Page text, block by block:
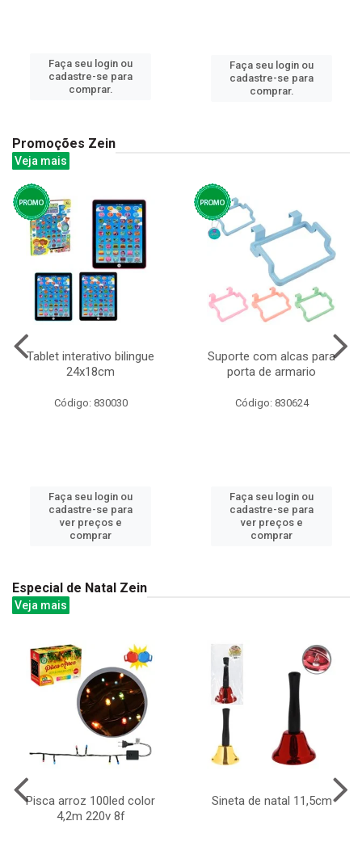
Faça seu login ou
cadastre-se para
comprar.
Faça seu login ou
cadastre-se para
comprar.
Promoções Zein
Veja mais
Tablet interativo bilingue
24x18cm
Código: 830030
Faça seu login ou
cadastre-se para
ver preços e
comprar
Suporte com alcas para
porta de armario
Código: 830624
Faça seu login ou
cadastre-se para
ver preços e
comprar
Especial de Natal Zein
Veja mais
Pisca arroz 100led color
4,2m 220v 8f
Sineta de natal 11,5cm